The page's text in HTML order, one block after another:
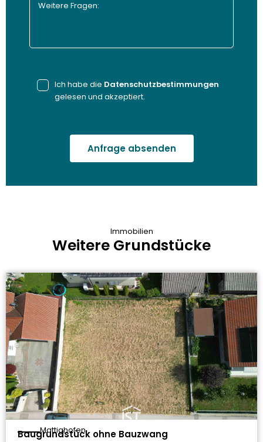
Ich habe die Datenschutzbestimmungen
gelesen und akzeptiert.
Anfrage absenden
Immobilien
Weitere Grundstücke
Mattighofen
Baugrundstück ohne Bauzwang